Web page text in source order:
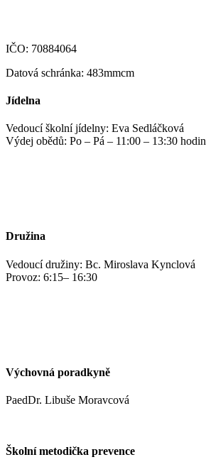
IČO: 70884064
Datová schránka: 483mmcm
Jídelna
Vedoucí školní jídelny: Eva Sedláčková
Výdej obědů: Po – Pá – 11:00 – 13:30 hodin
Družina
Vedoucí družiny: Bc. Miroslava Kynclová
Provoz: 6:15– 16:30
Výchovná poradkyně
PaedDr. Libuše Moravcová
Školní metodička prevence